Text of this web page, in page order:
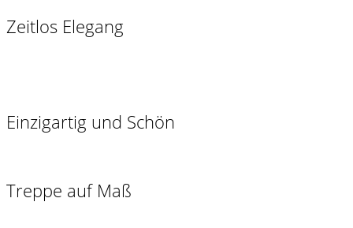
Zeitlos Elegang
Einzigartig und Schön
Treppe auf Maß